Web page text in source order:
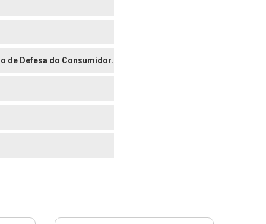
de Defesa do Consumidor.